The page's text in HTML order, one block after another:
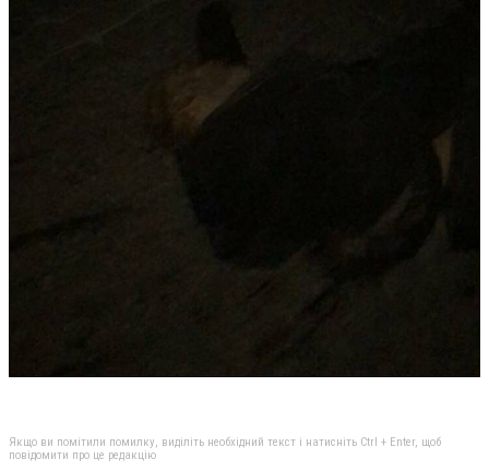
Якщо ви помітили помилку, виділіть необхідний текст і натисніть Ctrl + Enter, щоб
повідомити про це редакцію